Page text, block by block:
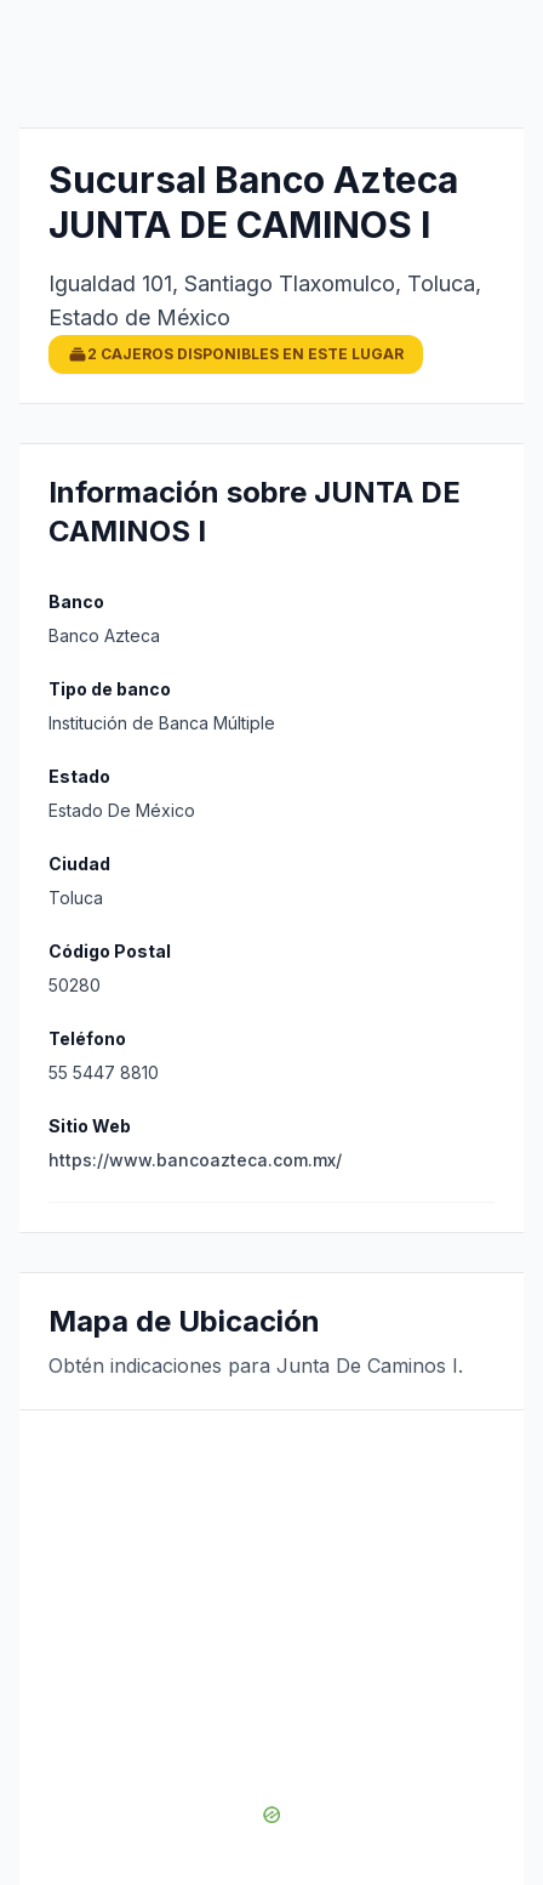
Sucursal Banco Azteca
JUNTA DE CAMINOS I
Igualdad 101, Santiago Tlaxomulco, Toluca,
Estado de México
2 CAJEROS DISPONIBLES EN ESTE LUGAR
Información sobre JUNTA DE
CAMINOS I
Banco
Banco Azteca
Tipo de banco
Institución de Banca Múltiple
Estado
Estado De México
Ciudad
Toluca
Código Postal
50280
Teléfono
55 5447 8810
Sitio Web
https://www.bancoazteca.com.mx/
Mapa de Ubicación
Obtén indicaciones para Junta De Caminos I.